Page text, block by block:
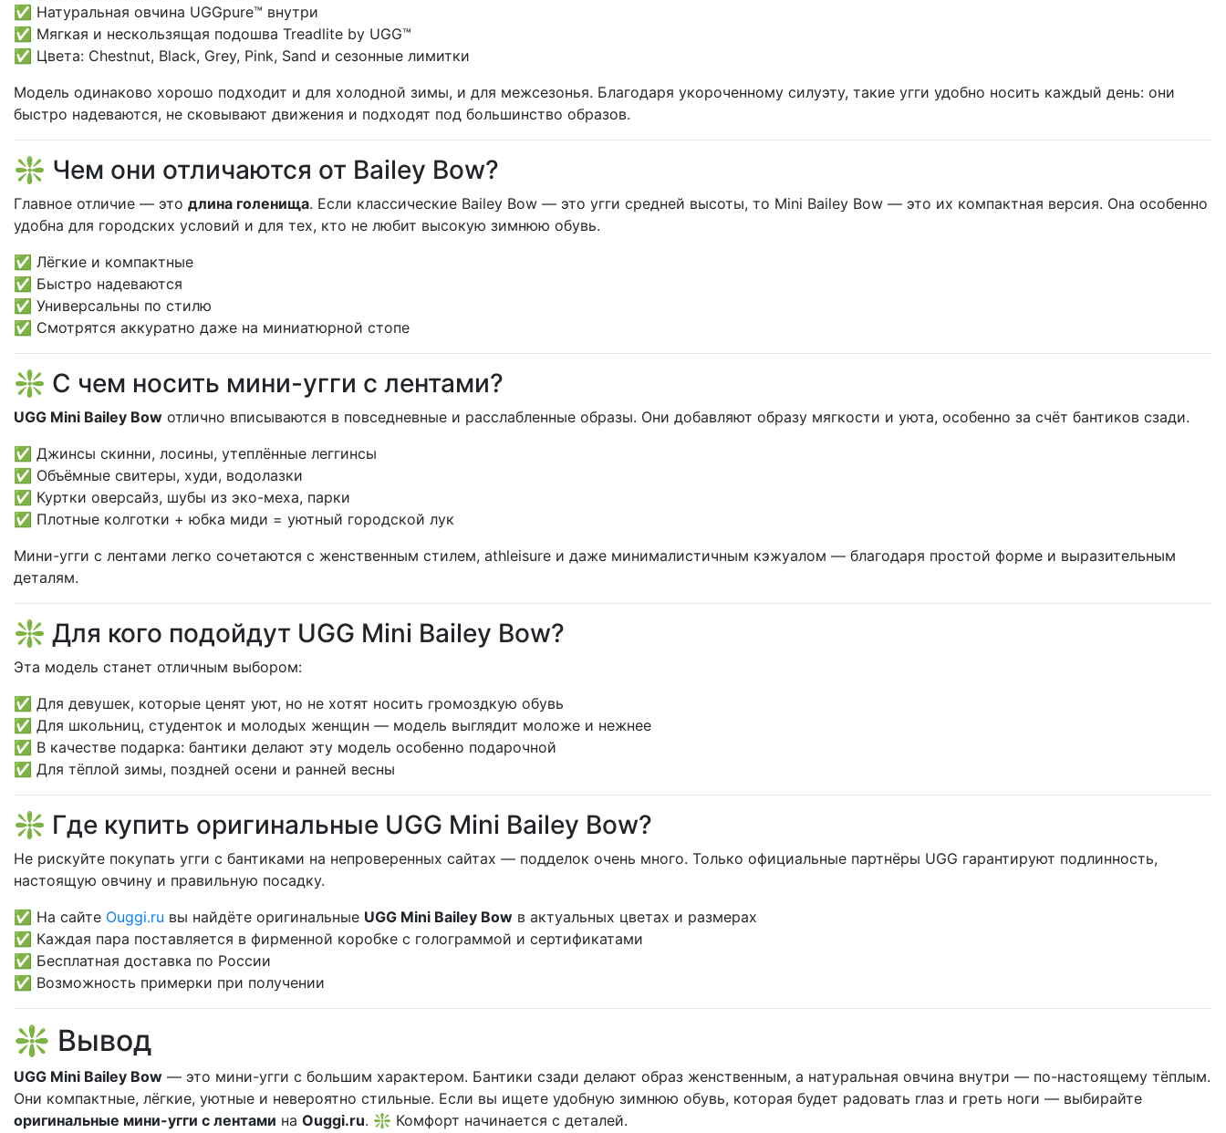
✅ Натуральная овчина UGGpure™ внутри
✅ Мягкая и нескользящая подошва Treadlite by UGG™
✅ Цвета: Chestnut, Black, Grey, Pink, Sand и сезонные лимитки
Модель одинаково хорошо подходит и для холодной зимы, и для межсезонья. Благодаря укороченному силуэту, такие угги удобно носить каждый день: они
быстро надеваются, не сковывают движения и подходят под большинство образов.
❇️ Чем они отличаются от Bailey Bow?
Главное отличие — это длина голенища. Если классические Bailey Bow — это угги средней высоты, то Mini Bailey Bow — это их компактная версия. Она особенно
удобна для городских условий и для тех, кто не любит высокую зимнюю обувь.
✅ Лёгкие и компактные
✅ Быстро надеваются
✅ Универсальны по стилю
✅ Смотрятся аккуратно даже на миниатюрной стопе
❇️ С чем носить мини-угги с лентами?
UGG Mini Bailey Bow отлично вписываются в повседневные и расслабленные образы. Они добавляют образу мягкости и уюта, особенно за счёт бантиков сзади.
✅ Джинсы скинни, лосины, утеплённые леггинсы
✅ Объёмные свитеры, худи, водолазки
✅ Куртки оверсайз, шубы из эко-меха, парки
✅ Плотные колготки + юбка миди = уютный городской лук
Мини-угги с лентами легко сочетаются с женственным стилем, athleisure и даже минималистичным кэжуалом — благодаря простой форме и выразительным
деталям.
❇️ Для кого подойдут UGG Mini Bailey Bow?
Эта модель станет отличным выбором:
✅ Для девушек, которые ценят уют, но не хотят носить громоздкую обувь
✅ Для школьниц, студенток и молодых женщин — модель выглядит моложе и нежнее
✅ В качестве подарка: бантики делают эту модель особенно подарочной
✅ Для тёплой зимы, поздней осени и ранней весны
❇️ Где купить оригинальные UGG Mini Bailey Bow?
Не рискуйте покупать угги с бантиками на непроверенных сайтах — подделок очень много. Только официальные партнёры UGG гарантируют подлинность,
настоящую овчину и правильную посадку.
✅ На сайте Ouggi.ru вы найдёте оригинальные UGG Mini Bailey Bow в актуальных цветах и размерах
✅ Каждая пара поставляется в фирменной коробке с голограммой и сертификатами
✅ Бесплатная доставка по России
✅ Возможность примерки при получении
❇️ Вывод
UGG Mini Bailey Bow — это мини-угги с большим характером. Бантики сзади делают образ женственным, а натуральная овчина внутри — по-настоящему тёплым.
Они компактные, лёгкие, уютные и невероятно стильные. Если вы ищете удобную зимнюю обувь, которая будет радовать глаз и греть ноги — выбирайте
оригинальные мини-угги с лентами на Ouggi.ru. ❇️ Комфорт начинается с деталей.